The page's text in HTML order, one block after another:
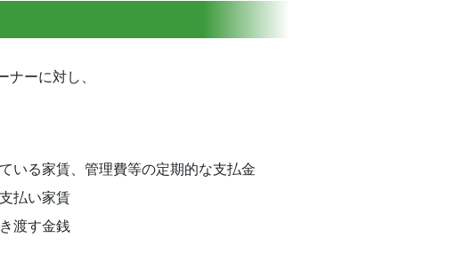
ーに対し、
いる家賃、管理費等の定期的な支払金
払い家賃
渡す金銭